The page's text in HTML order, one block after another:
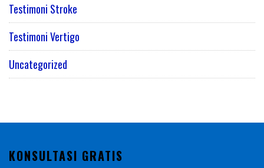
Testimoni Stroke
Testimoni Vertigo
Uncategorized
KONSULTASI GRATIS